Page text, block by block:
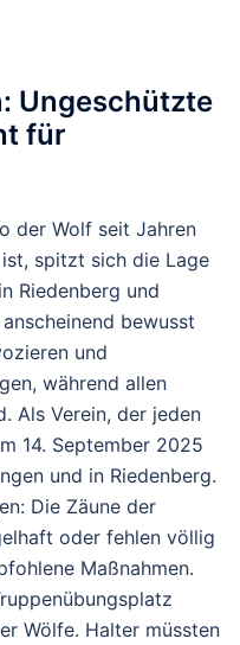
Ungeschützte
für
der Wolf seit Jahren
spitzt sich die Lage
Riedenberg und
bewusst
und
während allen
Als Verein, der jeden
14. September 2025
und in Riedenberg.
Die Zäune der
oder fehlen völlig
Maßnahmen.
Wölfe. Halter müssten